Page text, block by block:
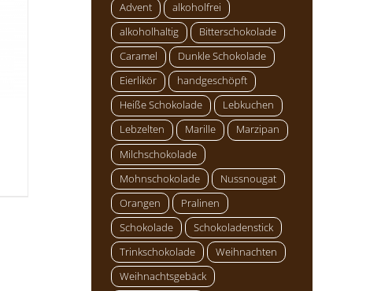
Advent
alkoholfrei
alkoholhaltig
Bitterschokolade
Caramel
Dunkle Schokolade
Eierlikör
handgeschöpft
Heiße Schokolade
Lebkuchen
Lebzelten
Marille
Marzipan
Milchschokolade
Mohnschokolade
Nussnougat
Orangen
Pralinen
Schokolade
Schokoladenstick
Trinkschokolade
Weihnachten
Weihnachtsgebäck